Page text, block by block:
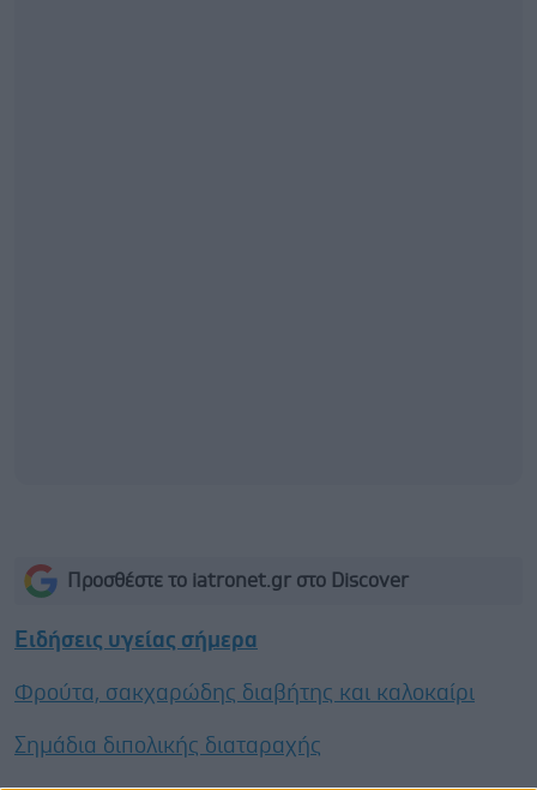
Προσθέστε το iatronet.gr στο Discover
Ειδήσεις υγείας σήμερα
Φρούτα, σακχαρώδης διαβήτης και καλοκαίρι
Σημάδια διπολικής διαταραχής